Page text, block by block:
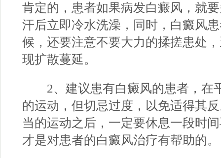
肯定的，患者如果病发白癜风，就
汗后立即冷水洗澡，同时，白癜风
候，还要注意不要大力的揉搓患处
现扩散蔓延。
2、建议患有白癜风的患者，在
的运动，但切忌过度，以免适得其
当的运动之后，一定要休息一段时
才是对患者的白癜风治疗有帮助的。